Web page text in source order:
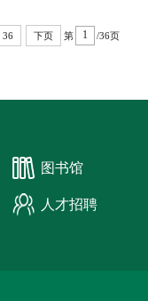
36 下页 第 /36页
图书馆
人才招聘